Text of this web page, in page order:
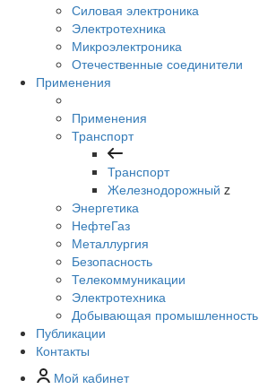
Силовая электроника
Электротехника
Микроэлектроника
Отечественные соединители
Применения
Применения
Транспорт
Транспорт
Железнодорожный z
Энергетика
НефтеГаз
Металлургия
Безопасность
Телекоммуникации
Электротехника
Добывающая промышленность
Публикации
Контакты
Мой кабинет